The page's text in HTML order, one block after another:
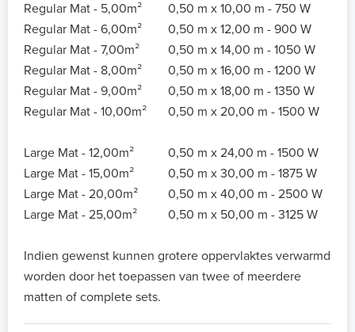
Regular Mat - 5,00m²
0,50 m x 10,00 m - 750 W
Regular Mat - 6,00m²
0,50 m x 12,00 m - 900 W
Regular Mat - 7,00m²
0,50 m x 14,00 m - 1050 W
Regular Mat - 8,00m²
0,50 m x 16,00 m - 1200 W
Regular Mat - 9,00m²
0,50 m x 18,00 m - 1350 W
Regular Mat - 10,00m²
0,50 m x 20,00 m - 1500 W
Large Mat - 12,00m²
0,50 m x 24,00 m - 1500 W
Large Mat - 15,00m²
0,50 m x 30,00 m - 1875 W
Large Mat - 20,00m²
0,50 m x 40,00 m - 2500 W
Large Mat - 25,00m²
0,50 m x 50,00 m - 3125 W
Indien gewenst kunnen grotere oppervlaktes verwarmd
worden door het toepassen van twee of meerdere
matten of complete sets.